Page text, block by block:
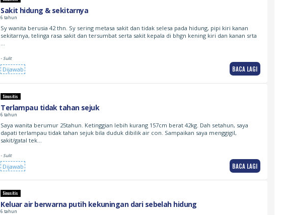
Sakit hidung & sekitarnya
6 tahun
Sy wanita berusia 42 thn. Sy sering metasa sakit dan tidak selesa pada hidung, pipi kiri kanan
sekitarnya, telinga rasa sakit dan tersumbat serta sakit kepala di bhgn kening kiri dan kanan srta
…
- Sulit
Dijawab BACA LAGI
Sinusitis
Terlampau tidak tahan sejuk
6 tahun
Saya wanita berumur 25tahun. Ketinggian lebih kurang 157cm berat 42kg. Dah setahun, saya
dapati terlampau tidak tahan sejuk bila duduk dibilik air con. Sampaikan saya menggigil,
sakit/gatal tek…
- Sulit
Dijawab BACA LAGI
Sinusitis
Keluar air berwarna putih kekuningan dari sebelah hidung
6 tahun